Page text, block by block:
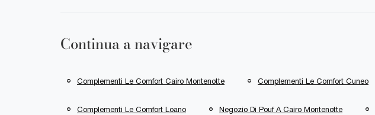
Continua a navigare
Complementi Le Comfort Cairo Montenotte Complementi Le Comfort Cuneo
Complementi Le Comfort Loano Negozio Di Pouf A Cairo Montenotte